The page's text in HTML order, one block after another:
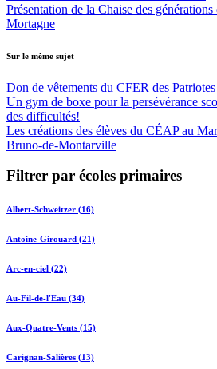
Présentation de la Chaise des
Mortagne
Sur le même sujet
Don de vêtements du CFER des
Un gym de boxe pour la persévérance
des difficultés!
Les créations des élèves du CÉAP au
Bruno-de-Montarville
Filtrer par écoles primaires
Albert-Schweitzer (16)
Antoine-Girouard (21)
Arc-en-ciel (22)
Au-Fil-de-l'Eau (34)
Aux-Quatre-Vents (15)
Carignan-Salières (13)